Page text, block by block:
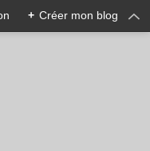
+ Créer mon blog